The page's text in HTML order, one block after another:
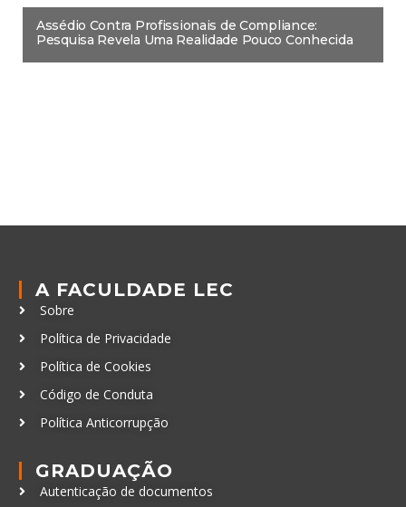
Assédio Contra Profissionais de Compliance:
Pesquisa Revela Uma Realidade Pouco Conhecida
A FACULDADE LEC
Sobre
Política de Privacidade
Política de Cookies
Código de Conduta
Política Anticorrupção
GRADUAÇÃO
Autenticação de documentos